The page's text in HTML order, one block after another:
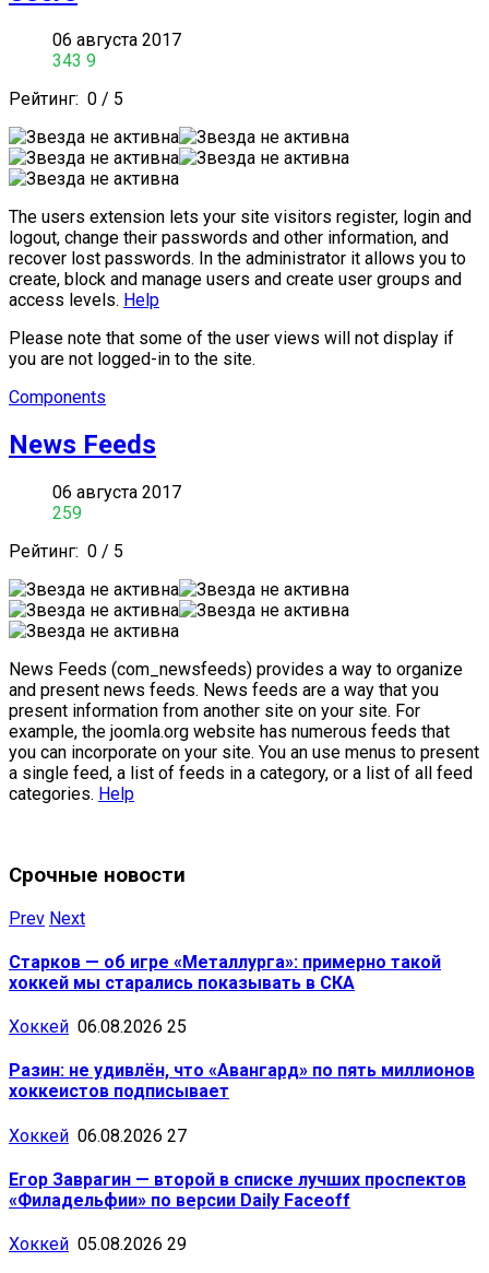
06 августа 2017
343 9
Рейтинг: 0 / 5
The users extension lets your site visitors register, login and
logout, change their passwords and other information, and
recover lost passwords. In the administrator it allows you to
create, block and manage users and create user groups and
access levels. Help
Please note that some of the user views will not display if
you are not logged-in to the site.
Components
News Feeds
06 августа 2017
259
Рейтинг: 0 / 5
News Feeds (com_newsfeeds) provides a way to organize
and present news feeds. News feeds are a way that you
present information from another site on your site. For
example, the joomla.org website has numerous feeds that
you can incorporate on your site. You an use menus to present
a single feed, a list of feeds in a category, or a list of all feed
categories. Help
Срочные новости
Prev Next
Старков — об игре «Металлурга»: примерно такой
хоккей мы старались показывать в СКА
Хоккей 06.08.2026 25
Разин: не удивлён, что «Авангард» по пять миллионов
хоккеистов подписывает
Хоккей 06.08.2026 27
Егор Заврагин — второй в списке лучших проспектов
«Филадельфии» по версии Daily Faceoff
Хоккей 05.08.2026 29